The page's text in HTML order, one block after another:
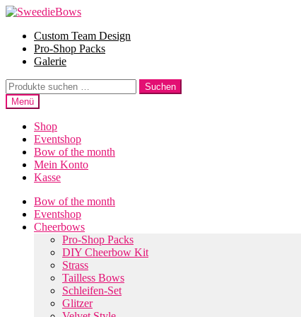
Zur
springen
Zum
springenCustom Team Design
Pro-Shop Packs
Galerie
Suche
nach:
Suchen
Menü
Shop
Eventshop
Bow of the month
Mein Konto
Kasse
Bow of the month
Eventshop
Cheerbows
Pro-Shop Packs
DIY Cheerbow Kit
Strass
Tailless Bows
Schleifen-Set
Glitzer